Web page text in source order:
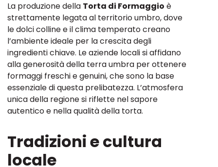
La produzione della Torta di Formaggio è
strettamente legata al territorio umbro, dove
le dolci colline e il clima temperato creano
l’ambiente ideale per la crescita degli
ingredienti chiave. Le aziende locali si affidano
alla generosità della terra umbra per ottenere
formaggi freschi e genuini, che sono la base
essenziale di questa prelibatezza. L’atmosfera
unica della regione si riflette nel sapore
autentico e nella qualità della torta.
Tradizioni e cultura
locale